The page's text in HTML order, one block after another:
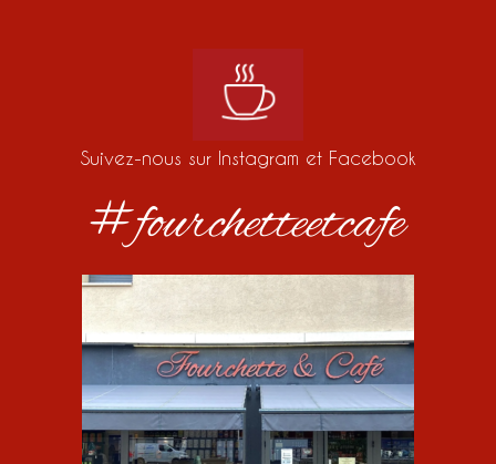
Suivez-nous sur Instagram et Facebook
#fourchetteetcafe